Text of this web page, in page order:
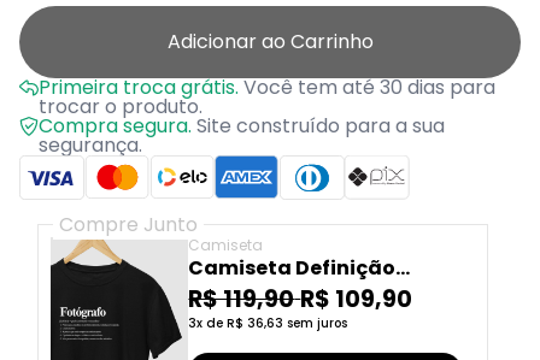
Adicionar ao Carrinho
Primeira troca grátis.Você tem até 30 dias para
trocar o produto.
Compra segura. Site construído para a sua
segurança.
Compre Junto
Camiseta
Camiseta Definição
Fotógrafo
R$ 119,90R$ 109,90
3x de R$ 36,63 sem juros